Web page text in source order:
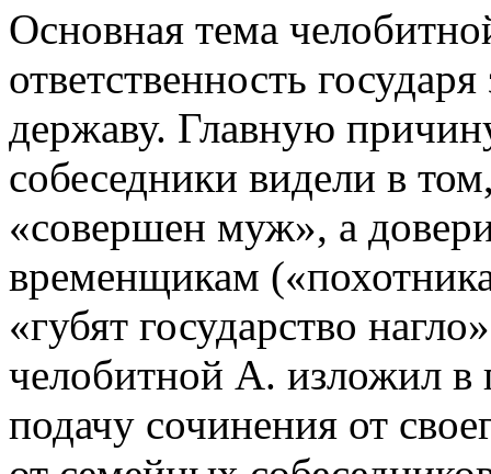
Основная тема
ответственность
державу. Главную
собеседники видели в
«совершен муж», а
временщикам
«губят государство
челобитной А. изложил в
подачу сочинения от